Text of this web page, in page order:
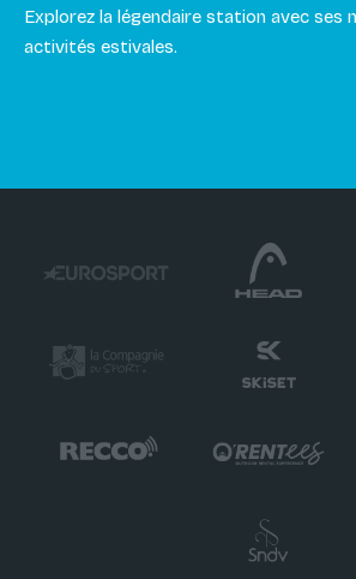
Explorez la légendaire station avec ses
activités estivales.